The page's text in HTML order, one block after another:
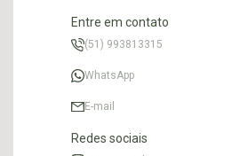
Entre em contato
(51) 993813315
WhatsApp
E-mail
Redes sociais